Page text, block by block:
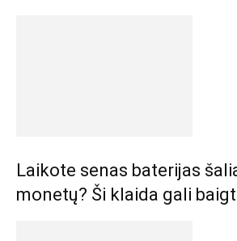
Laikote senas baterijas
monetų? Ši klaida gali